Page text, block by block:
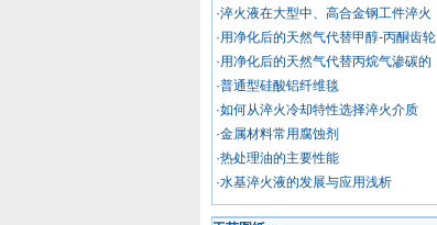
·淬火液在大型中、高合金钢工件淬火
·用净化后的天然气代替甲醇-丙酮齿轮
·用净化后的天然气代替丙烷气渗碳的
·普通型硅酸铝纤维毯
·如何从淬火冷却特性选择淬火介质
·金属材料常用腐蚀剂
·热处理油的主要性能
·水基淬火液的发展与应用浅析